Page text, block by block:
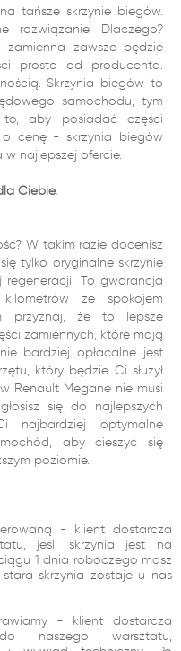
tańsze skrzynie biegów.
rozwiązanie. Dlaczego?
zamienna zawsze będzie
prosto od producenta.
Skrzynia biegów to
samochodu, tym
aby posiadać części
o cenę - skrzynia biegów
najlepszej ofercie.
Ciebie.
W takim razie docenisz
tylko oryginalne skrzynie
To gwarancja
ze spokojem
przyznaj, że to lepsze
zamiennych, które mają
bardziej opłacalne jest
który będzie Ci służył
Renault Megane nie musi
się do najlepszych
najbardziej optymalne
aby cieszyć się
poziomie.
- klient dostarcza
jeśli skrzynia jest na
1 dnia roboczego masz
skrzynia zostaje u nas
- klient dostarcza
naszego warsztatu,